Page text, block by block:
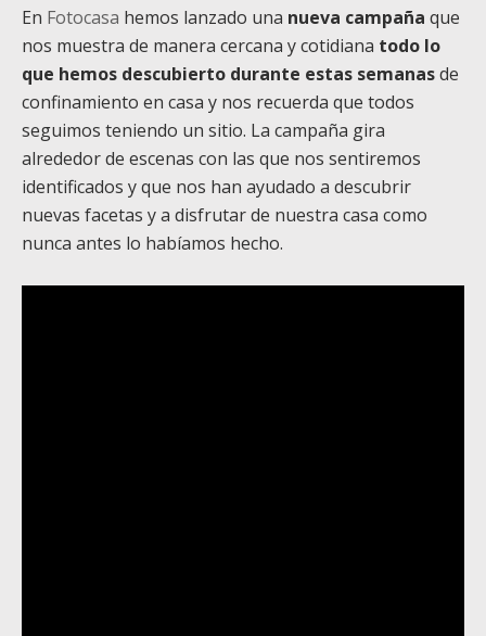
En Fotocasa hemos lanzado una nueva campaña que
nos muestra de manera cercana y cotidiana todo lo
que hemos descubierto durante estas semanasde
confinamiento en casa y nos recuerda que todos
seguimos teniendo un sitio. La campaña gira
alrededor de escenas con las que nos sentiremos
identificados y que nos han ayudado a descubrir
nuevas facetas y a disfrutar de nuestra casa como
nunca antes lo habíamos hecho.